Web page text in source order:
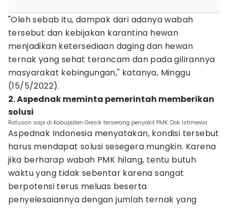
"Oleh sebab itu, dampak dari adanya wabah
tersebut dan kebijakan karantina hewan
menjadikan ketersediaan daging dan hewan
ternak yang sehat terancam dan pada gilirannya
masyarakat kebingungan," katanya, Minggu
(15/5/2022).
2. Aspednak meminta pemerintah memberikan
solusi
Ratusan sapi di Kabupaten Gresik terserang penyakit PMK. Dok Istimewa
Aspednak Indonesia menyatakan, kondisi tersebut
harus mendapat solusi sesegera mungkin. Karena
jika berharap wabah PMK hilang, tentu butuh
waktu yang tidak sebentar karena sangat
berpotensi terus meluas beserta
penyelesaiannya dengan jumlah ternak yang